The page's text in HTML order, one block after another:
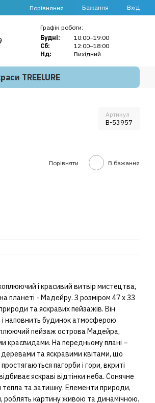
Порівняння Бажання Вхід
Графік роботи:
Будні:
10:00–19:00
Сб:
12:00–18:00
Нд:
Вихідний
TREELURE
Артикул
B-53957
Порівняти В бажання
і красивий витвір мистецтва,
планеті - Мадейру. З розміром 47 х 33
та яскравих пейзажів. Він
і наповнить будинок атмосферою
пейзаж острова Мадейра,
краєвидами. На передньому плані –
деревами та яскравими квітами, що
пагорби і гори, вкриті
яскраві відтінки неба. Сонячне
тепла та затишку. Елементи природи,
роблять картину живою та динамічною.